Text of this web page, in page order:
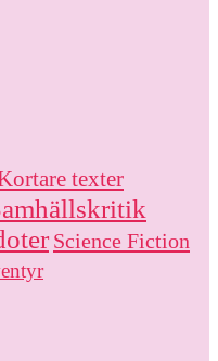
texter
Science Fiction